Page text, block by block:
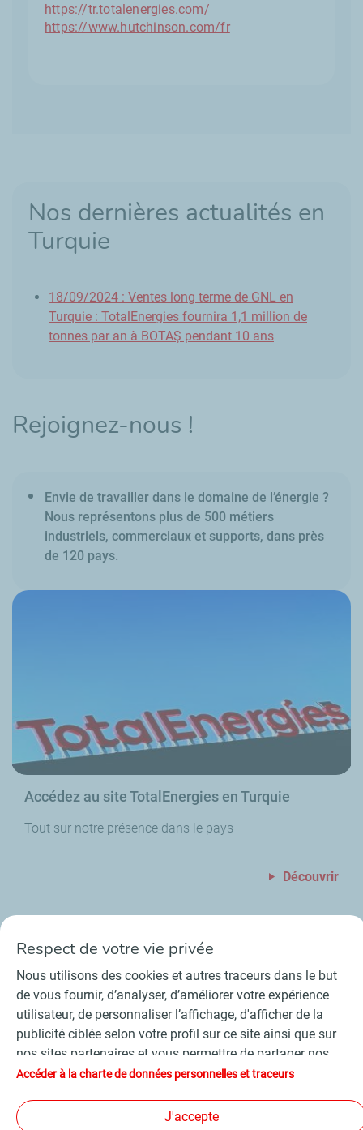
https://tr.totalenergies.com/
https://www.hutchinson.com/fr
Nos dernières actualités en
Turquie
18/09/2024 : Ventes long terme de GNL en
Turquie : TotalEnergies fournira 1,1 million de
tonnes par an à BOTAŞ pendant 10 ans
Rejoignez-nous !
Envie de travailler dans le domaine de l’énergie ?
Nous représentons plus de 500 métiers
industriels, commerciaux et supports, dans près
de 120 pays.
Accédez au site TotalEnergies en Turquie
Tout sur notre présence dans le pays
Découvrir
Contact Fournisseurs
Espace presse
Conditions Générales d’Utilisation
Charte de données personnelles et cookies
Accessibilité : partiellement conforme
Plan du site
Respect de votre vie privée
Nous utilisons des cookies et autres traceurs dans le but
de vous fournir, d’analyser, d’améliorer votre expérience
utilisateur, de personnaliser l’affichage, d'afficher de la
publicité ciblée selon votre profil sur ce site ainsi que sur
nos sites partenaires et vous permettre de partager nos
contenus sur les réseaux sociaux. Conformément à la
d'audience sont déposés par défaut. Vous pouvez à tout
Accéder à la charte de données personnelles et traceurs
J'accepte